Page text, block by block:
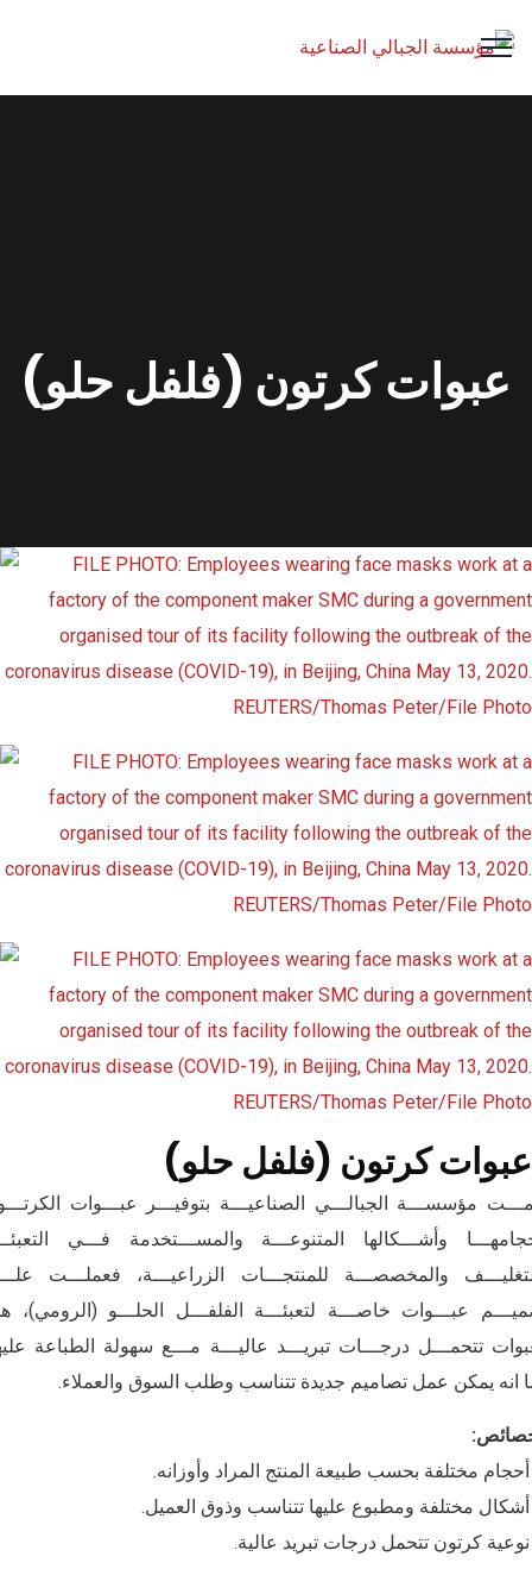
عبوات كرتون (فلفل حلو)
عبوات كرتون (فلفل حلو)
مؤسســـة الجبالـــي الصناعيـــة بتوفيـــر عبـــوات
وأشـــكالها المتنوعـــة والمســـتخدمة فـــي
والمخصصـــة للمنتجـــات الزراعيـــة، فعملـــت
عبـــوات خاصـــة لتعبئـــة الفلفـــل الحلـــو (الرومي)،
تتحمـــل درجـــات تبريـــد عاليـــة مـــع سهولة الطباعة
انه يمكن عمل تصاميم جديدة تتناسب وطلب السوق والعملاء.
مختلفة بحسب طبيعة المنتج المراد وأوزانه.
مختلفة ومطبوع عليها تتناسب وذوق العميل.
كرتون تتحمل درجات تبريد عالية.